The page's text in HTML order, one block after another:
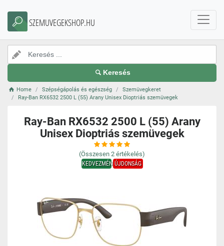
SZEMUVEGEKSHOP.HU
Keresés
Home Szépségápolás és egészség
Szemüvegkeret
Ray-Ban RX6532 2500 L (55) Arany Unisex Dioptriás szemüvegek
Ray-Ban RX6532 2500 L (55) Arany
Unisex Dioptriás szemüvegek
(Összesen 2 értékelés)
KEDVEZMÉNYÚJDONSÁG